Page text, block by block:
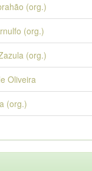
(org.)
(org.)
(org.)
Oliveira
(org.)